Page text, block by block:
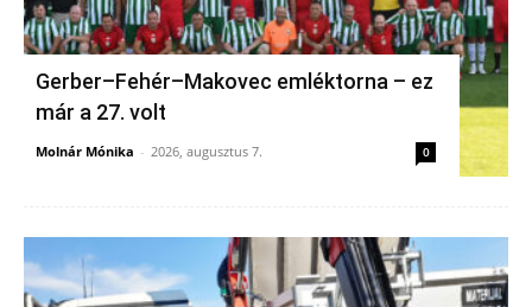
Gerber–Fehér–Makovec emléktorna – ez
már a 27. volt
Molnár Mónika - 2026, augusztus 7. 0